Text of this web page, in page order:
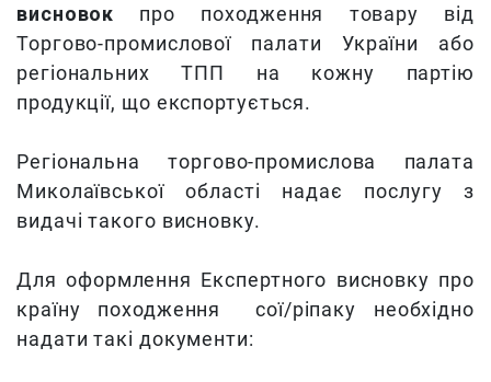
висновок про походження товару від
Торгово-промислової палати України або
регіональних ТПП на кожну партію
продукції, що експортується.
Регіональна торгово-промислова палата
Миколаївської області надає послугу з
видачі такого висновку.
Для оформлення Експертного висновку про
країну походження сої/ріпаку необхідно
надати такі документи: